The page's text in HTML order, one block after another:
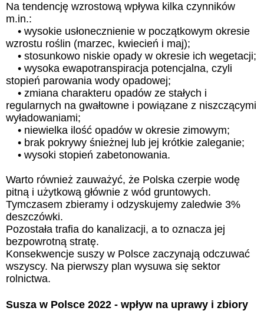
Na tendencję wzrostową wpływa kilka czynników
m.in.:
• wysokie usłonecznienie w początkowym okresie
wzrostu roślin (marzec, kwiecień i maj);
• stosunkowo niskie opady w okresie ich wegetacji;
• wysoka ewapotranspiracja potencjalna, czyli
stopień parowania wody opadowej;
• zmiana charakteru opadów ze stałych i
regularnych na gwałtowne i powiązane z niszczącymi
wyładowaniami;
• niewielka ilość opadów w okresie zimowym;
• brak pokrywy śnieżnej lub jej krótkie zaleganie;
• wysoki stopień zabetonowania.
Warto również zauważyć, że Polska czerpie wodę
pitną i użytkową głównie z wód gruntowych.
Tymczasem zbieramy i odzyskujemy zaledwie 3%
deszczówki.
Pozostała trafia do kanalizacji, a to oznacza jej
bezpowrotną stratę.
Konsekwencje suszy w Polsce zaczynają odczuwać
wszyscy. Na pierwszy plan wysuwa się sektor
rolnictwa.
Susza w Polsce 2022 - wpływ na uprawy i zbiory